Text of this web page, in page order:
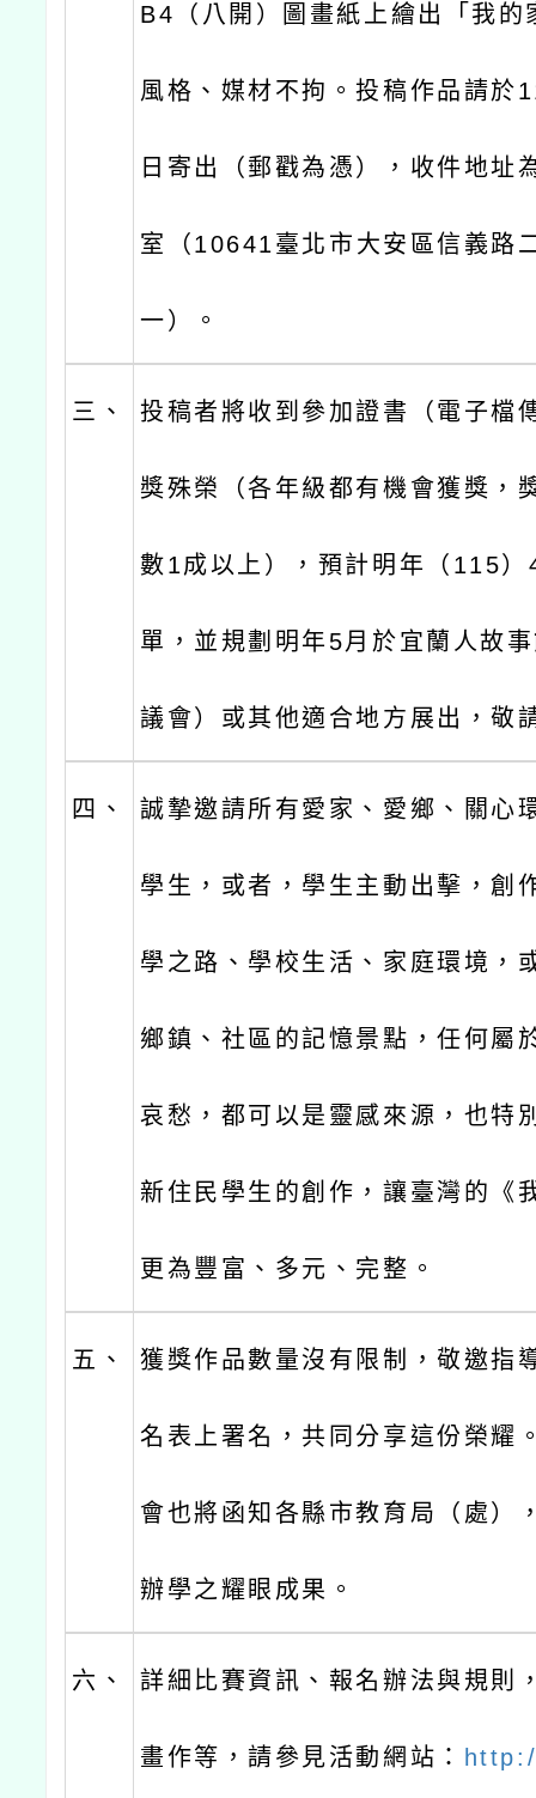
B4（八開）圖畫紙上繪出「我的
風格、媒材不拘。投稿作品請於
日寄出（郵戳為憑），收件地址
室（10641臺北市大安區信義路
一）。
三、 投稿者將收到參加證書（電子檔
獎殊榮（各年級都有機會獲獎，
數1成以上），預計明年（115
單，並規劃明年5月於宜蘭人故
議會）或其他適合地方展出，敬
四、 誠摯邀請所有愛家、愛鄉、關心
學生，或者，學生主動出擊，創
學之路、學校生活、家庭環境，
鄉鎮、社區的記憶景點，任何屬
哀愁，都可以是靈感來源，也特
新住民學生的創作，讓臺灣的《
更為豐富、多元、完整。
五、 獲獎作品數量沒有限制，敬邀指
名表上署名，共同分享這份榮耀
會也將函知各縣市教育局（處）
辦學之耀眼成果。
六、 詳細比賽資訊、報名辦法與規則
畫作等，請參見活動網站：